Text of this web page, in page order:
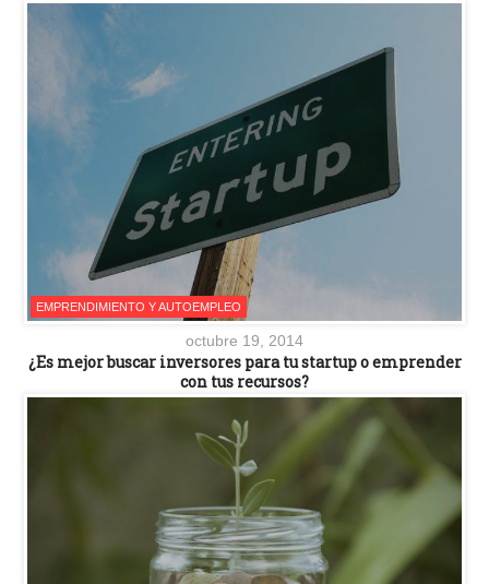
EMPRENDIMIENTO Y AUTOEMPLEO
octubre 19, 2014
¿Es mejor buscar inversores para tu startup o emprender
con tus recursos?